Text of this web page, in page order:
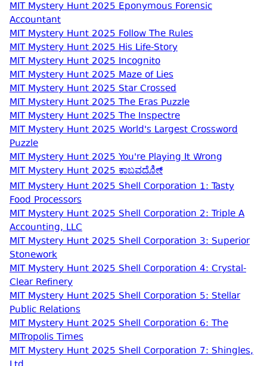
MIT Mystery Hunt 2025 Eponymous Forensic
Accountant
MIT Mystery Hunt 2025 Follow The Rules
MIT Mystery Hunt 2025 His Life-Story
MIT Mystery Hunt 2025 Incognito
MIT Mystery Hunt 2025 Maze of Lies
MIT Mystery Hunt 2025 Star Crossed
MIT Mystery Hunt 2025 The Eras Puzzle
MIT Mystery Hunt 2025 The Inspectre
MIT Mystery Hunt 2025 World's Largest Crossword
Puzzle
MIT Mystery Hunt 2025 You're Playing It Wrong
MIT Mystery Hunt 2025 ಕಾಬವದೋೀ್
MIT Mystery Hunt 2025 Shell Corporation 1: Tasty
Food Processors
MIT Mystery Hunt 2025 Shell Corporation 2: Triple A
Accounting, LLC
MIT Mystery Hunt 2025 Shell Corporation 3: Superior
Stonework
MIT Mystery Hunt 2025 Shell Corporation 4: Crystal-
Clear Refinery
MIT Mystery Hunt 2025 Shell Corporation 5: Stellar
Public Relations
MIT Mystery Hunt 2025 Shell Corporation 6: The
MITropolis Times
MIT Mystery Hunt 2025 Shell Corporation 7: Shingles,